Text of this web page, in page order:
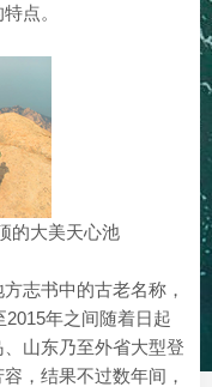
点。
的大美天心池
志书中的古老名称，
年之间随着日起
山东乃至外省大型登
，结果不过数年间，